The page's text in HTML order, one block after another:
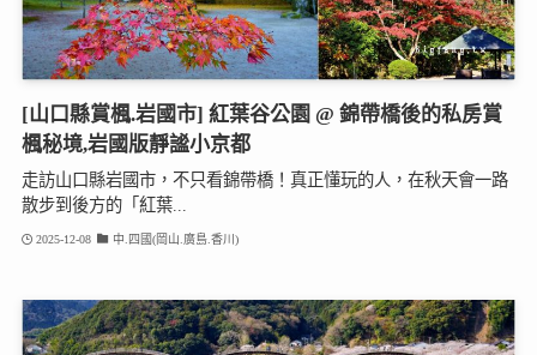
[山口縣賞楓.岩國市] 紅葉谷公園 @ 錦帶橋後的私房賞
楓秘境,岩國版靜謐小京都
走訪山口縣岩國市，不只看錦帶橋！真正懂玩的人，在秋天會一路
散步到後方的「紅葉...
2025-12-08 中.四國(岡山.廣島.香川)